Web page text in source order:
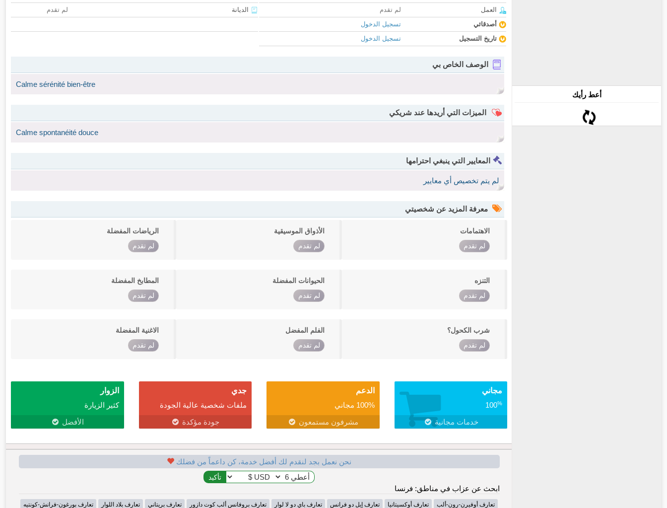
أعط رأيك
العمل
لم تقدم
أصدقائي
تسجيل الدخول
تاريخ التسجيل
تسجيل الدخول
الديانة
لم تقدم
الوصف الخاص بي
Calme sérénité bien-être
الميزات التي أريدها عند شريكي
Calme spontanéité douce
المعايير التي ينبغي احترامها
لم يتم تخصيص أي معايير
معرفة المزيد عن شخصيتي
الاهتمامات
لم تقدم
الأذواق الموسيقية
لم تقدم
الرياضات المفضلة
لم تقدم
التنزه
لم تقدم
الحيوانات المفضلة
لم تقدم
المطابخ المفضلة
لم تقدم
شرب الكحول؟
لم تقدم
الفلم المفضل
لم تقدم
الاغنية المفضلة
لم تقدم
مجاني
100%
خدمات مجانية
الدعم
100% مجاني
مشرفون مستمعون
جدي
ملفات شخصية عالية الجودة
جودة مؤكدة
الزوار
كثير الزيارة
الأفضل
نحن نعمل بجد لنقدم لك أفضل خدمة، كن داعماً من فضلك
ابحث عن عزاب في مناطق: فرنسا
تعارف أوفيرن-رون-ألب تعارف أوكسيتانيا تعارف إيل دو فرانس تعارف باي دو لا لوار تعارف بروفانس ألب كوت دازور تعارف بريتاني تعارف بلاد اللوار تعارف بورغون-فرانش-كونتيه